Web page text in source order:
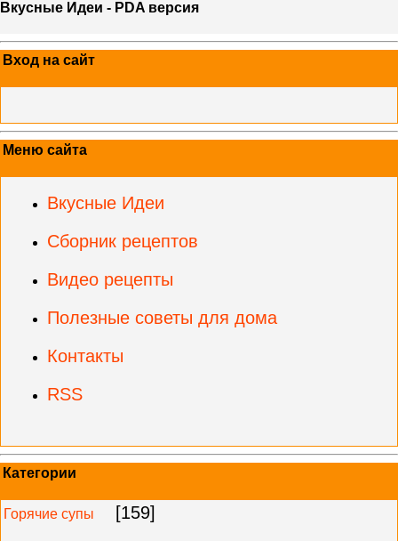
Вкусные Идеи - PDA версия
Вход на сайт
Меню сайта
Вкусные Идеи
Сборник рецептов
Видео рецепты
Полезные советы для дома
Контакты
RSS
Категории
Горячие супы
[159]